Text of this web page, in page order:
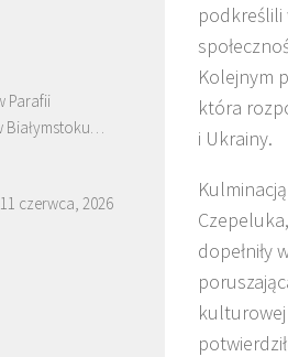
podkreślili
Kolejnym
która
i Ukrainy.
dopełniły
kulturowej
Parafii
Białymstoku
11 czerwca, 2026